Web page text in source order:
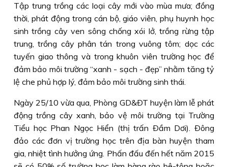
Tập trung trồng các loại cây mới vào mùa mưa; đồng
thời, phát động trong cán bộ, giáo viên, phụ huynh học
sinh trồng cây ven sông chống xói lở, trồng rừng tập
trung, trồng cây phân tán trong vuông tôm; dọc các
tuyến giao thông và trong khuôn viên trường học để
đảm bảo môi trường “xanh - sạch - đẹp” nhằm tăng tỷ
lệ che phủ hợp lý, đảm bảo môi trường sinh thái.
Ngày 25/10 vừa qua, Phòng GD&ÐT huyện làm lễ phát
động trồng cây xanh, bảo vệ môi trường tại Trường
Tiểu học Phan Ngọc Hiển (thị trấn Ðầm Dơi). Ðông
đảo các đơn vị trường học trên địa bàn huyện tham
gia, nhiệt tình hưởng ứng. Phấn đấu đến hết năm 2015